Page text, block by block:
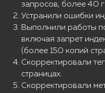
запросов, более 40
Устранили ошибки
Выполнили работы
включая запрет
(более 150 копий
Скорректировали
страницах.
Скорректировали